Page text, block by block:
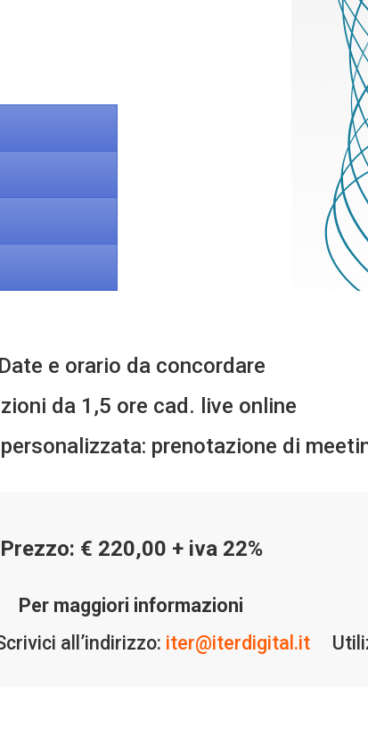
Date e orario da concordare
da 1,5 ore cad. live online
prenotazione di
Prezzo: € 220,00 + iva 22%
Per maggiori informazioni
all’indirizzo: iter@iterdigital.it